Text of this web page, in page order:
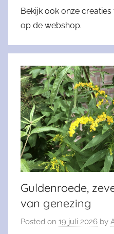
Bekijk ook onze creaties
op de webshop.
Guldenroede,
van genezing
Posted on 19 juli 2026 by